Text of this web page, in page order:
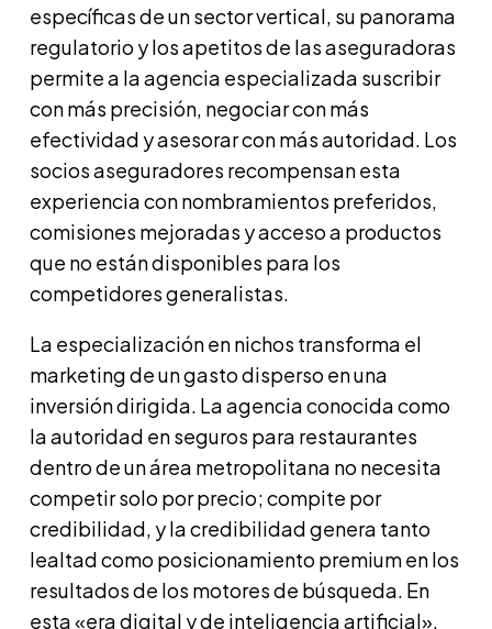
específicas de un sector vertical, su panorama
regulatorio y los apetitos de las aseguradoras
permite a la agencia especializada suscribir
con más precisión, negociar con más
efectividad y asesorar con más autoridad. Los
socios aseguradores recompensan esta
experiencia con nombramientos preferidos,
comisiones mejoradas y acceso a productos
que no están disponibles para los
competidores generalistas.
La especialización en nichos transforma el
marketing de un gasto disperso en una
inversión dirigida. La agencia conocida como
la autoridad en seguros para restaurantes
dentro de un área metropolitana no necesita
competir solo por precio; compite por
credibilidad, y la credibilidad genera tanto
lealtad como posicionamiento premium en los
resultados de los motores de búsqueda. En
esta «era digital y de inteligencia artificial»,